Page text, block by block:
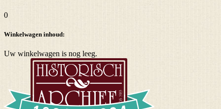
0
Winkelwagen inhoud:
Uw winkelwagen is nog leeg.